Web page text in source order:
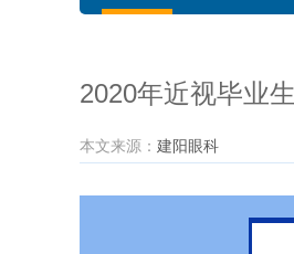
2020年近视毕业
本文来源： 建阳眼科